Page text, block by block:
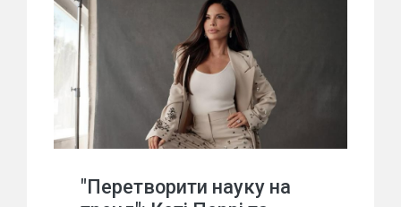
"Перетворити науку на